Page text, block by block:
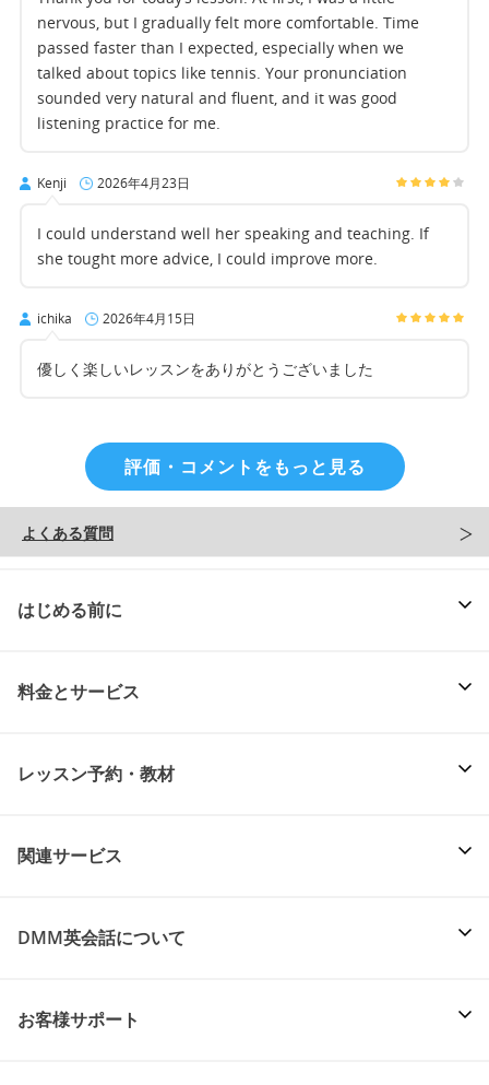
nervous, but I gradually felt more comfortable. Time
passed faster than I expected, especially when we
talked about topics like tennis. Your pronunciation
sounded very natural and fluent, and it was good
listening practice for me.
Kenji 2026年4月23日
I could understand well her speaking and teaching. If
she tought more advice, I could improve more.
ichika 2026年4月15日
優しく楽しいレッスンをありがとうございました
評価・コメントをもっと見る
よくある質問
はじめる前に
料金とサービス
レッスン予約・教材
関連サービス
DMM英会話について
お客様サポート